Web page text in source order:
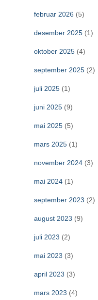
februar 2026 (5)
desember 2025(1)
oktober 2025(4)
september 2025(2)
juli 2025(1)
juni 2025(9)
mai 2025(5)
mars 2025(1)
november 2024(3)
mai 2024(1)
september 2023 (2)
august 2023 (9)
juli 2023 (2)
mai 2023 (3)
april 2023 (3)
mars 2023 (4)